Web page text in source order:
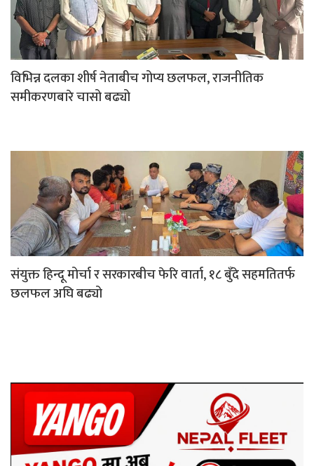
विभिन्न दलका शीर्ष नेताबीच गोप्य छलफल, राजनीतिक
समीकरणबारे चासो बढ्यो
संयुक्त हिन्दू मोर्चा र सरकारबीच फेरि वार्ता, १८ बुँदे सहमतितर्फ
छलफल अघि बढ्यो